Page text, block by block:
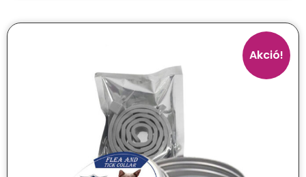
Akció!